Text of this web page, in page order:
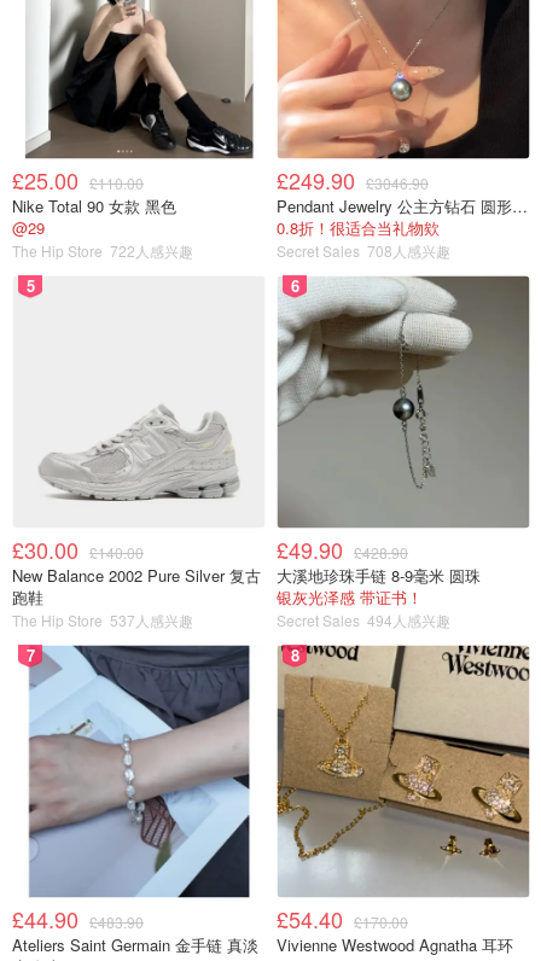
图片来自于@sky news ，版权属于原作者
但同样需要注意的是，目前并没有证据表明，这次肯辛顿花
园的事件与之前的案件存在直接关联。在信息尚未确认之
前，把不同事件“自动串联”起来，反而容易放大不必要的恐
慌。
对于在英国生活的留学生和华人来说，这类突发情况其实并
不常见，但也不算完全陌生。真正需要做的，往往不是过度
解读，而是把握几个基本原则。首先，尽量避免前往封锁区
域或围观现场。类似事件中，最安全的选择往往也是最简单
的选择——绕开它。
其次，信息来源尽量以官方为准，比如伦敦警察厅或主流媒
体发布的内容。社交媒体上的消息可以作为参考，但不适合
作为判断依据，更不适合未经核实就转发扩散。地铁站、大
型公园、外交机构附近这些人流密集或相对敏感的区域，多
留意周围变化，但不需要让自己处在紧张状态。祝大家周末
愉快！
£25.00 £110.00
Nike Total 90 女款 黑色
@29
The Hip Store 722人感兴趣
£249.90 £3046.90
Pendant Jewelry 公主方钻石 圆形大溪地珍珠吊坠 11-12mm
0.8折！很适合当礼物欸
Secret Sales 708人感兴趣
5
£30.00 £140.00
New Balance 2002 Pure Silver 复古
跑鞋
The Hip Store 537人感兴趣
6
£49.90 £428.90
大溪地珍珠手链 8-9毫米 圆珠
银灰光泽感 带证书！
Secret Sales 494人感兴趣
7
£44.90 £483.90
Ateliers Saint Germain 金手链 真淡
8
£54.40 £170.00
Vivienne Westwood Agnatha 耳环